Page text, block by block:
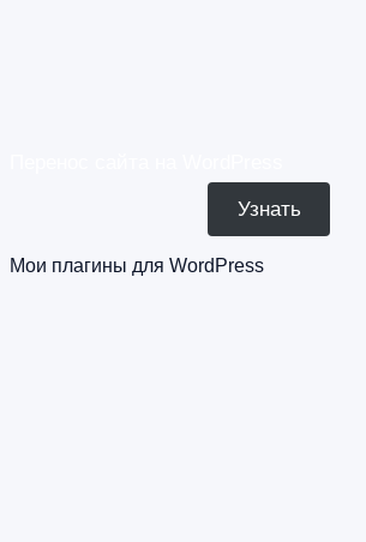
Узнать
Мои плагины для WordPress